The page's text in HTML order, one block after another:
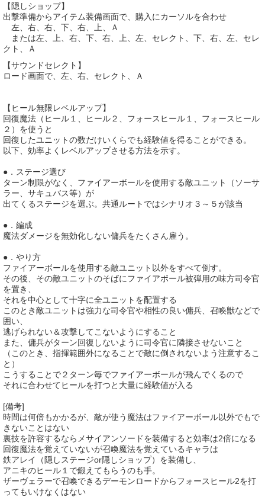
【隠しショップ】
出撃準備からアイテム装備画面で、購入にカーソルを合わせ
左、右、右、下、右、上、Ａ
または左、上、右、下、右、上、左、セレクト、下、右、左、セレ
クト、Ａ
【サウンドセレクト】
ロード画面で、左、右、セレクト、Ａ
【ヒール無限レベルアップ】
回復魔法（ヒール１、ヒール２、フォースヒール１、フォースヒール
２）を使うと
回復したユニットの数だけいくらでも経験値を得ることができる。
以下、効率よくレベルアップさせる方法を示す。
●．ステージ選び
ターン制限がなく、ファイアーボールを使用する敵ユニット（ソーサ
ラー、サキュバス等）が
出てくるステージを選ぶ。共通ルートではシナリオ３～５が該当
●．編成
魔法ダメージを無効化しない傭兵をたくさん雇う。
●．やり方
ファイアーボールを使用する敵ユニット以外をすべて倒す。
その後、その敵ユニットのそばにファイアボール被弾用の味方司令官
を置き、
それを中心として十字に全ユニットを配置する
このとき敵ユニットは強力な司令官や相性の良い傭兵、召喚獣などで
囲い、
逃げられない＆攻撃してこないようにすること
また、傭兵がターン回復しないように司令官に隣接させないこと
（このとき、指揮範囲外になることで敵に倒されないよう注意するこ
と）
こうすることで２ターン毎でファイアーボールが飛んでくるので
それに合わせてヒールを打つと大量に経験値が入る
[備考]
時間は何倍もかかるが、敵が使う魔法はファイアーボール以外でもで
きないことはない
裏技を許容するならメサイアンソードを装備すると効率は2倍になる
回復魔法を覚えていないが召喚魔法を覚えているキャラは
鉄アレイ（隠しステージor隠しショップ）を装備し、
アニキのヒール１で鍛えてもらうのも手。
ザーヴェラーで召喚できるデーモンロードからフォースヒール2を打
ってもいけなくはない